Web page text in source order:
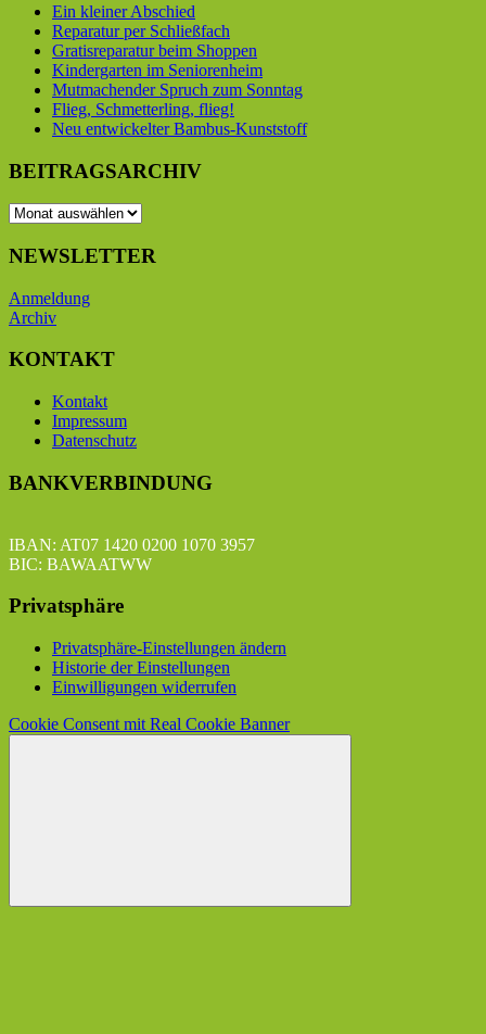
Ein kleiner Abschied
Reparatur per Schließfach
Gratisreparatur beim Shoppen
Kindergarten im Seniorenheim
Mutmachender Spruch zum Sonntag
Flieg, Schmetterling, flieg!
Neu entwickelter Bambus-Kunststoff
BEITRAGSARCHIV
BEITRAGSARCHIV
NEWSLETTER
Anmeldung
Archiv
KONTAKT
Kontakt
Impressum
Datenschutz
BANKVERBINDUNG
IBAN: AT07 1420 0200 1070 3957
BIC: BAWAATWW
Privatsphäre
Privatsphäre-Einstellungen ändern
Historie der Einstellungen
Einwilligungen widerrufen
Cookie Consent mit Real Cookie Banner